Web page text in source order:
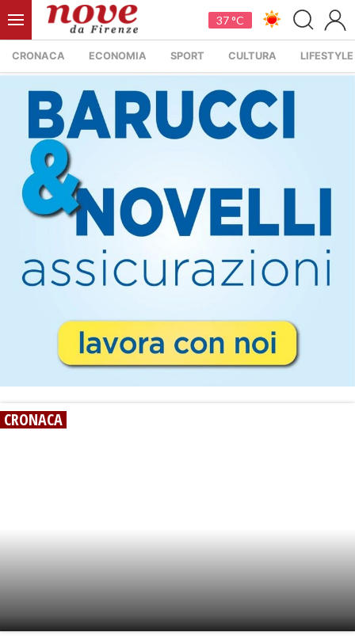
37 °C
CRONACA ECONOMIA SPORT CULTURA LIFESTYLE
CRONACA